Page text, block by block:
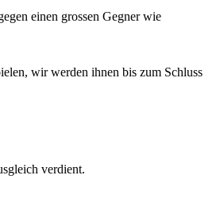
einen grossen Gegner wie
wir werden ihnen bis zum Schluss
verdient.